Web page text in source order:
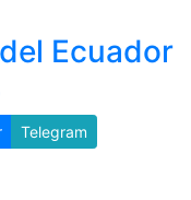
Ecuador
Telegram